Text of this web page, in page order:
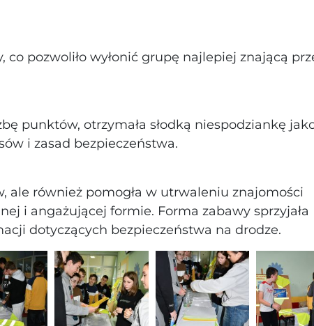
co pozwoliło wyłonić grupę najlepiej znającą
punktów, otrzymała słodką niespodziankę
i zasad bezpieczeństwa.
ale również pomogła w utrwaleniu znajomości
i angażującej formie. Forma zabawy sprzyjała
dotyczących bezpieczeństwa na drodze.